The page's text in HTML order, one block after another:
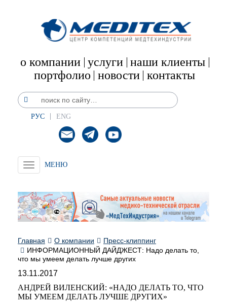
о компании услуги наши клиенты
портфолио новости контакты
РУС ENG
Toggle
navigation
Главная О компании
Пресс-клиппинг
ИНФОРМАЦИОННЫЙ ДАЙДЖЕСТ: Надо делать то,
что мы умеем делать лучше других
13.11.2017
АНДРЕЙ ВИЛЕНСКИЙ: «НАДО ДЕЛАТЬ ТО, ЧТО
МЫ УМЕЕМ ДЕЛАТЬ ЛУЧШЕ ДРУГИХ»